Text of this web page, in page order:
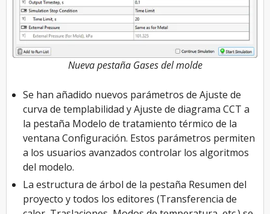
Nueva pestaña Gases del molde
Se han añadido nuevos parámetros de Ajuste de
curva de templabilidad y Ajuste de diagrama CCT a
la pestaña Modelo de tratamiento térmico de la
ventana Configuración. Estos parámetros permiten
a los usuarios avanzados controlar los algoritmos
del modelo.
La estructura de árbol de la pestaña Resumen del
proyecto y todos los editores (Transferencia de